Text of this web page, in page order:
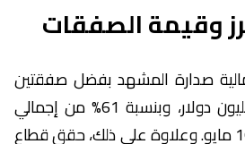
وقيمة الصفقات
صدارة المشهد بفضل صفقتين
بلغت قيمتهما 30.2 مليون دولار، وبنسبة 61% من إجمالي
استثمارات الفترة 9 – 16 مايو. وعلاوة على ذلك، حقق قطاع